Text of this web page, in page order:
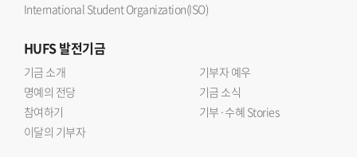
International Student Organization(ISO)
HUFS발전기금
기금 소개
기부자 예우
명예의 전당
기금 소식
참여하기
기부·수혜 Stories
이달의 기부자